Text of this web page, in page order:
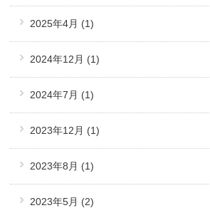
2025年4月 (1)
2024年12月 (1)
2024年7月 (1)
2023年12月 (1)
2023年8月 (1)
2023年5月 (2)